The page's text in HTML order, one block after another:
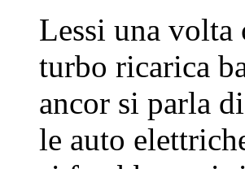
Lessi una volta
turbo ricarica
ancor si parla
le auto